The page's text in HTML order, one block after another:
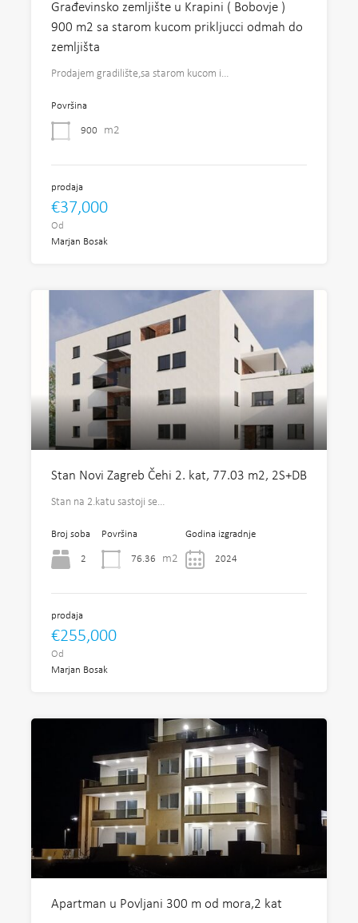
Građevinsko zemljište u Krapini ( Bobovje )
900 m2 sa starom kucom prikljucci odmah do
zemljišta
Prodajem gradilište,sa starom kucom i…
Površina
900 m2
prodaja
€37,000
Od
Marjan Bosak
Stan Novi Zagreb Čehi 2. kat, 77.03 m2, 2S+DB
Stan na 2.katu sastoji se…
Broj soba
2
Površina
76.36 m2
Godina izgradnje
2024
prodaja
€255,000
Od
Marjan Bosak
Apartman u Povljani 300 m od mora,2 kat